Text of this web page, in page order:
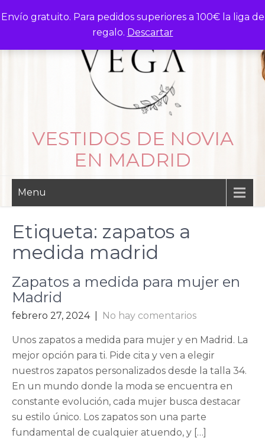
Envío gratuito. Para pedidos superiores a 100€ la liga de
regalo. Descartar
to
VESTIDOS DE NOVIA
EN MADRID
Menu
Etiqueta: zapatos a
medida madrid
Zapatos a medida para mujer en
Madrid
febrero 27, 2024 No hay comentarios
Unos zapatos a medida para mujer y en Madrid. La
mejor opción para ti. Pide cita y ven a elegir
nuestros zapatos personalizados desde la talla 34.
En un mundo donde la moda se encuentra en
constante evolución, cada mujer busca destacar
su estilo único. Los zapatos son una parte
fundamental de cualquier atuendo, y […]